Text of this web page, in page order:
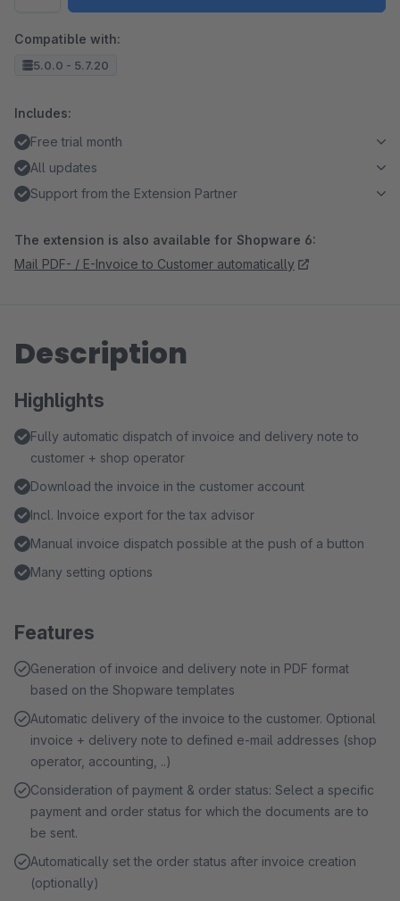
Compatible with:
5.0.0 - 5.7.20
Includes:
Free trial month
All updates
Support from the Extension Partner
The extension is also available for Shopware 6:
Mail PDF- / E-Invoice to Customer automatically
Description
Highlights
Fully automatic dispatch of invoice and delivery note to
customer + shop operator
Download the invoice in the customer account
Incl. Invoice export for the tax advisor
Manual invoice dispatch possible at the push of a button
Many setting options
Features
Generation of invoice and delivery note in PDF format
based on the Shopware templates
Automatic delivery of the invoice to the customer. Optional
invoice + delivery note to defined e-mail addresses (shop
operator, accounting, ..)
Consideration of payment & order status: Select a specific
payment and order status for which the documents are to
be sent.
Automatically set the order status after invoice creation
(optionally)